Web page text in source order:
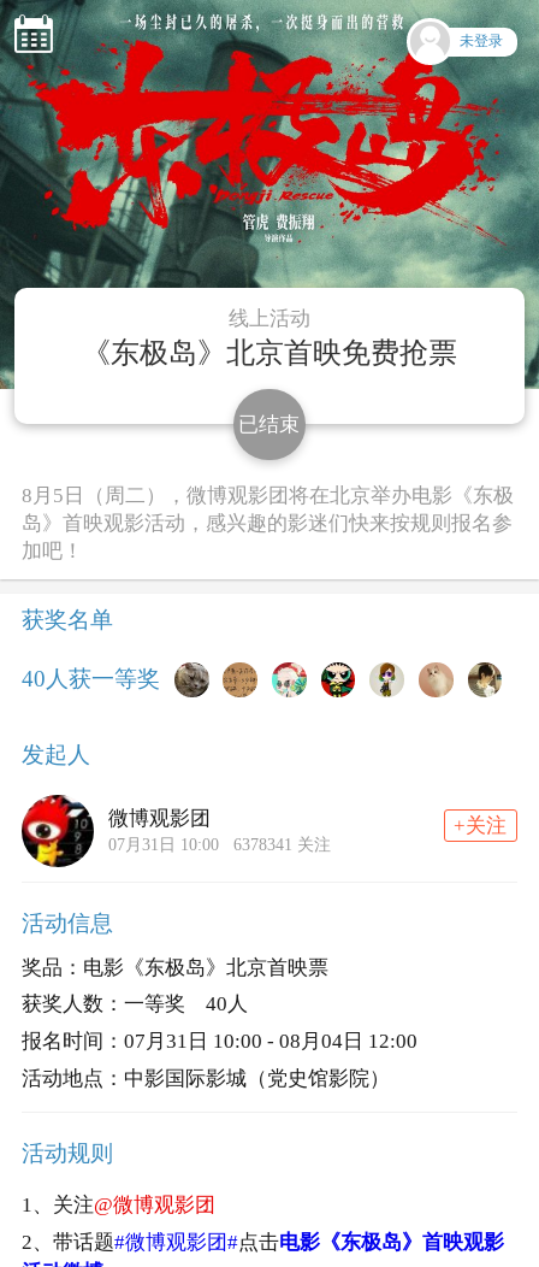
未登录
线上活动
《东极岛》北京首映免费抢票
已结束
8月5日（周二），微博观影团将在北京举办电影《东极
岛》首映观影活动，感兴趣的影迷们快来按规则报名参
加吧！
获奖名单
40人获一等奖
发起人
微博观影团
07月31日 10:00 6378341 关注
+关注
活动信息
奖品： 电影《东极岛》北京首映票
获奖人数： 一等奖 40 人
报名时间： 07月31日 10:00 - 08月04日 12:00
活动地点： 中影国际影城（党史馆影院）
活动规则
1、关注@微博观影团
2、带话题#微博观影团#点击电影《东极岛》首映观影